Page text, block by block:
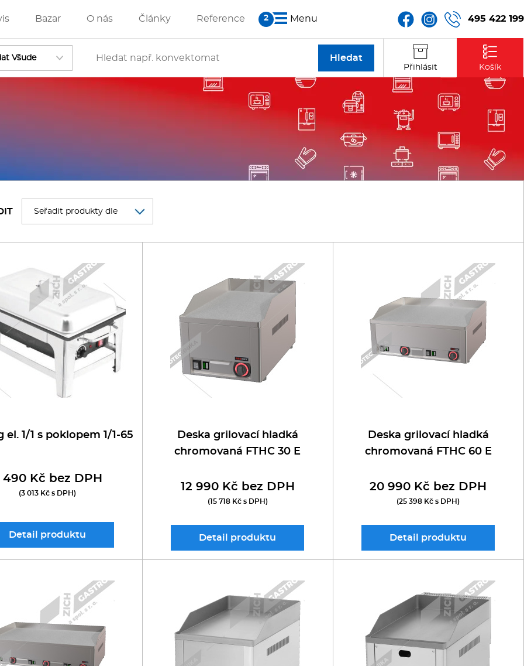
495 422 199
Přihlásit Košík
Bazar O nás Články Reference Menu
technologie
stroje
zařízení
výdej a regen.
el. 1/1 s poklopem 1/1-65
490 Kč bez DPH
(3 013 Kč s DPH)
Detail produktu
Deska grilovací hladká
chromovaná FTHC 30 E
12 990 Kč bez DPH
(15 718 Kč s DPH)
Detail produktu
Deska grilovací hladká
chromovaná FTHC 60 E
20 990 Kč bez DPH
(25 398 Kč s DPH)
Detail produktu